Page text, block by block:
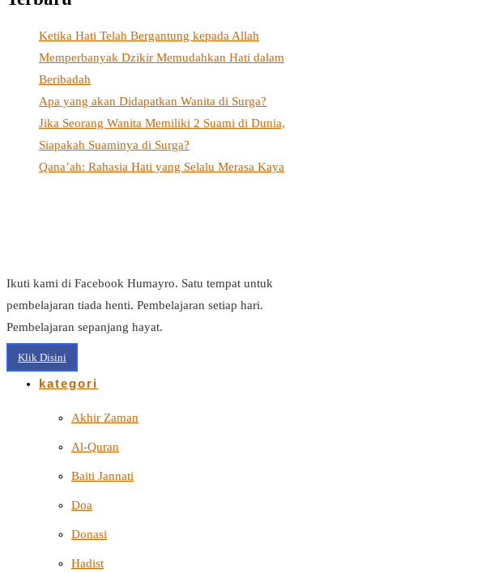
Ketika Hati Telah Bergantung kepada Allah
Memperbanyak Dzikir Memudahkan Hati dalam
Beribadah
Apa yang akan Didapatkan Wanita di Surga?
Jika Seorang Wanita Memiliki 2 Suami di Dunia,
Siapakah Suaminya di Surga?
Qana’ah: Rahasia Hati yang Selalu Merasa Kaya
Ikuti kami di Facebook Humayro. Satu tempat untuk
pembelajaran tiada henti. Pembelajaran setiap hari.
Pembelajaran sepanjang hayat.
Klik Disini
kategori
Akhir Zaman
Al-Quran
Baiti Jannati
Doa
Donasi
Hadist